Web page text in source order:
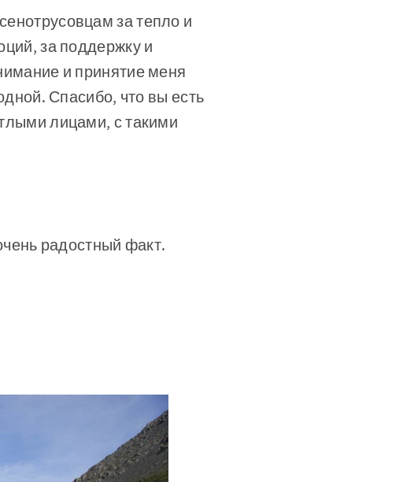
за тепло и
за поддержку и
и принятие меня
Спасибо, что вы есть
лицами, с такими
радостный факт.